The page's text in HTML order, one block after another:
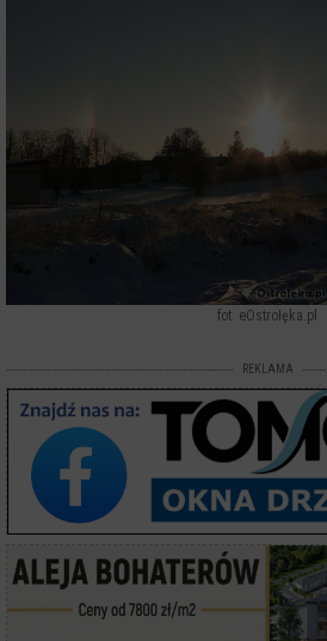
fot. eOstrołęka.pl
REKLAMA